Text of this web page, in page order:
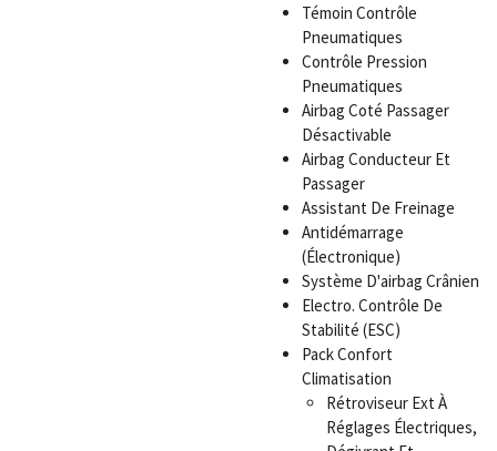
Témoin Contrôle
Pneumatiques
Contrôle Pression
Pneumatiques
Airbag Coté Passager
Désactivable
Airbag Conducteur Et
Passager
Assistant De Freinage
Antidémarrage
(Électronique)
Système D'airbag Crânien
Electro. Contrôle De
Stabilité (ESC)
Pack Confort
Climatisation
Rétroviseur Ext À
Réglages Électriques,